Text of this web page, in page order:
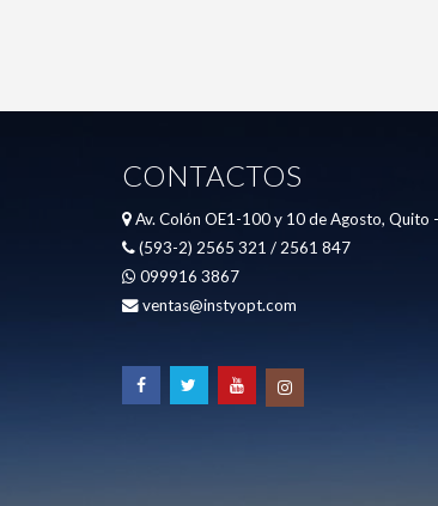
CONTACTOS
Av. Colón OE1-100 y 10 de Agosto, Quito
(593-2) 2565 321 / 2561 847
099916 3867
ventas@instyopt.com